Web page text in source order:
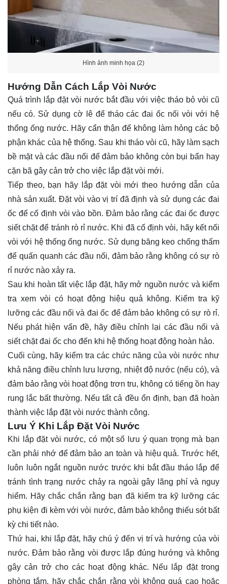
Hình ảnh minh họa (2)
Hướng Dẫn Cách Lắp Vòi Nước
Quá trình lắp đặt vòi nước bắt đầu với việc tháo bỏ vòi cũ
nếu có. Sử dụng cờ lê để tháo các đai ốc nối vòi với hệ
thống ống nước. Hãy cẩn thận để không làm hỏng các bộ
phận khác của hệ thống. Sau khi tháo vòi cũ, hãy làm sạch
bề mặt và các đầu nối để đảm bảo không còn bụi bẩn hay
cặn bã gây cản trở cho việc lắp đặt vòi mới.
Tiếp theo, bạn hãy lắp đặt vòi mới theo hướng dẫn của
nhà sản xuất. Đặt vòi vào vị trí đã định và sử dụng các đai
ốc để cố định vòi vào bồn. Đảm bảo rằng các đai ốc được
siết chặt để tránh rò rỉ nước. Khi đã cố định vòi, hãy kết nối
vòi với hệ thống ống nước. Sử dụng băng keo chống thấm
để quấn quanh các đầu nối, đảm bảo rằng không có sự rò
rỉ nước nào xảy ra.
Sau khi hoàn tất việc lắp đặt, hãy mở nguồn nước và kiểm
tra xem vòi có hoạt động hiệu quả không. Kiểm tra kỹ
lưỡng các đầu nối và đai ốc để đảm bảo không có sự rò rỉ.
Nếu phát hiện vấn đề, hãy điều chỉnh lại các đầu nối và
siết chặt đai ốc cho đến khi hệ thống hoạt động hoàn hảo.
Cuối cùng, hãy kiểm tra các chức năng của vòi nước như
khả năng điều chỉnh lưu lượng, nhiệt độ nước (nếu có), và
đảm bảo rằng vòi hoạt động trơn tru, không có tiếng ồn hay
rung lắc bất thường. Nếu tất cả đều ổn định, bạn đã hoàn
thành việc lắp đặt vòi nước thành công.
Lưu Ý Khi Lắp Đặt Vòi Nước
Khi lắp đặt vòi nước, có một số lưu ý quan trọng mà bạn
cần phải nhớ để đảm bảo an toàn và hiệu quả. Trước hết,
luôn luôn ngắt nguồn nước trước khi bắt đầu tháo lắp để
tránh tình trạng nước chảy ra ngoài gây lãng phí và nguy
hiểm. Hãy chắc chắn rằng bạn đã kiểm tra kỹ lưỡng các
phụ kiện đi kèm với vòi nước, đảm bảo không thiếu sót bất
kỳ chi tiết nào.
Thứ hai, khi lắp đặt, hãy chú ý đến vị trí và hướng của vòi
nước. Đảm bảo rằng vòi được lắp đúng hướng và không
gây cản trở cho các hoạt động khác. Nếu lắp đặt trong
phòng tắm, hãy chắc chắn rằng vòi không quá cao hoặc